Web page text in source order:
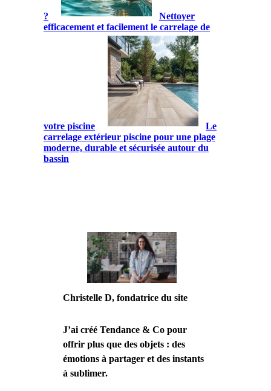
?
Nettoyer
efficacement et facilement le carrelage de
votre piscine
Le
carrelage extérieur piscine pour une plage
moderne, durable et sécurisée autour du
bassin
Christelle D, fondatrice du site
J’ai créé Tendance & Co pour
offrir plus que des objets : des
émotions à partager et des instants
à sublimer.